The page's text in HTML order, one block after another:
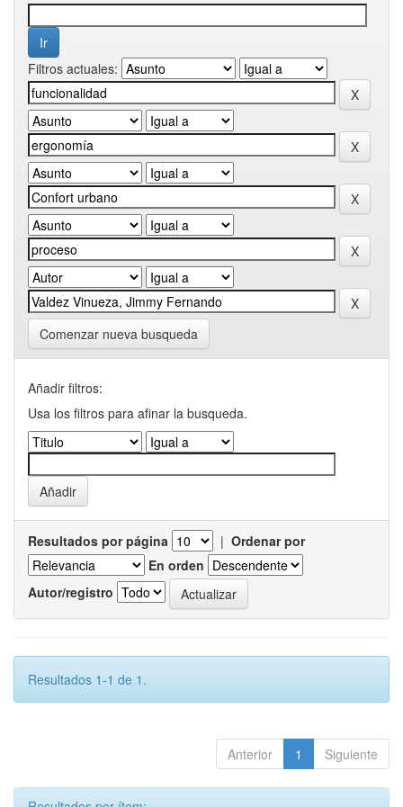
Filtros actuales:
Comenzar nueva busqueda
Añadir filtros:
Usa los filtros para afinar la busqueda.
Resultados por página | Ordenar por
En orden
Autor/registro
Resultados 1-1 de 1.
Anterior 1 Siguiente